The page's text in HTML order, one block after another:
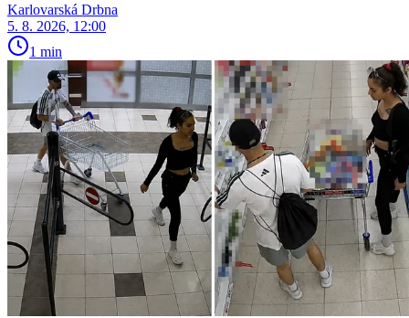
Karlovarská Drbna
5. 8. 2026, 12:00
1 min